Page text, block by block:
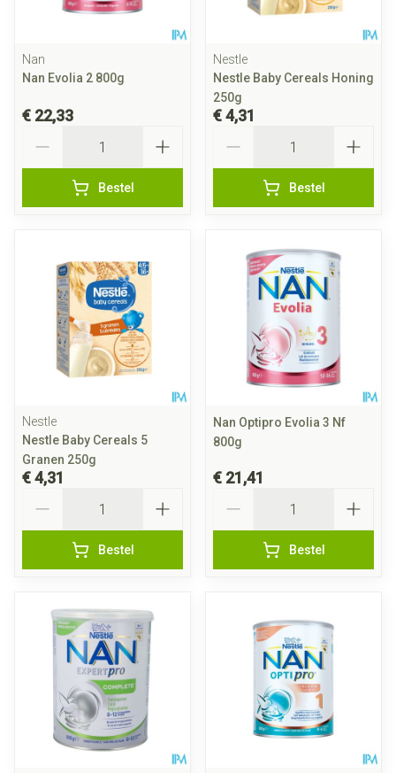
Nan
Nan Evolia 2 800g
€ 22,33
Bestel
Nestle
Nestle Baby Cereals Honing
250g
€ 4,31
Bestel
Nestle
Nestle Baby Cereals 5
Granen 250g
€ 4,31
Bestel
Nan Optipro Evolia 3 Nf
800g
€ 21,41
Bestel